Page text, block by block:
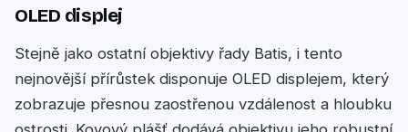
OLED displej
Stejně jako ostatní objektivy řady Batis, i tento
nejnovější přírůstek disponuje OLED displejem, který
zobrazuje přesnou zaostřenou vzdálenost a hloubku